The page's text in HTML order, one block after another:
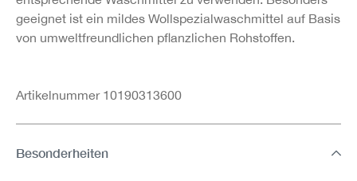
geeignet ist ein mildes Wollspezialwaschmittel auf Basis
von umweltfreundlichen pflanzlichen Rohstoffen.
Artikelnummer 10190313600
Besonderheiten